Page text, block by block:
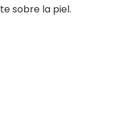
sobre la piel.